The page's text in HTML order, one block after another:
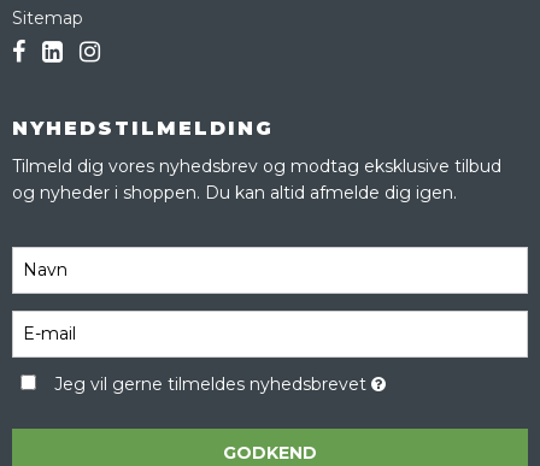
Sitemap
NYHEDSTILMELDING
Tilmeld dig vores nyhedsbrev og modtag eksklusive tilbud
og nyheder i shoppen. Du kan altid afmelde dig igen.
Jeg vil gerne tilmeldes nyhedsbrevet
GODKEND